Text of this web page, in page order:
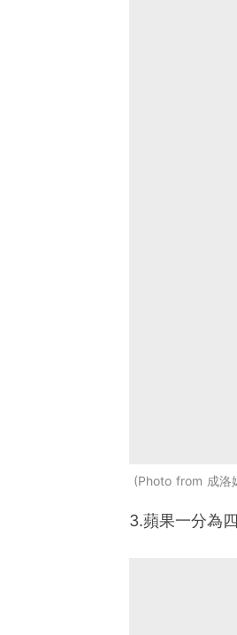
Photo from 成洛
3.蘋果一分為